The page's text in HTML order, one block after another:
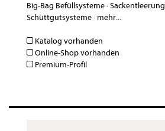
Big-Bag Befüllsysteme·Sackentleerung
Schüttgutsysteme· mehr...
Katalog vorhanden
Online-Shop vorhanden
Premium-Profil